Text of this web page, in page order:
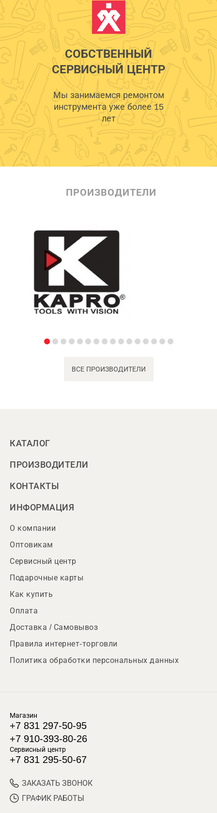
СОБСТВЕННЫЙ
СЕРВИСНЫЙ ЦЕНТР
Мы занимаемся ремонтом
инструмента уже более 15
лет
ПРОИЗВОДИТЕЛИ
ВСЕ ПРОИЗВОДИТЕЛИ
КАТАЛОГ
ПРОИЗВОДИТЕЛИ
КОНТАКТЫ
ИНФОРМАЦИЯ
О компании
Оптовикам
Сервисный центр
Подарочные карты
Как купить
Оплата
Доставка / Самовывоз
Правила интернет-торговли
Политика обработки персональных данных
Магазин
+7 831 297-50-95
+7 910-393-80-26
Сервисный центр
+7 831 295-50-67
ЗАКАЗАТЬ ЗВОНОК
ГРАФИК РАБОТЫ